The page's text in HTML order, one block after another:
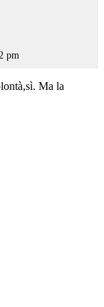
pm
Ma la